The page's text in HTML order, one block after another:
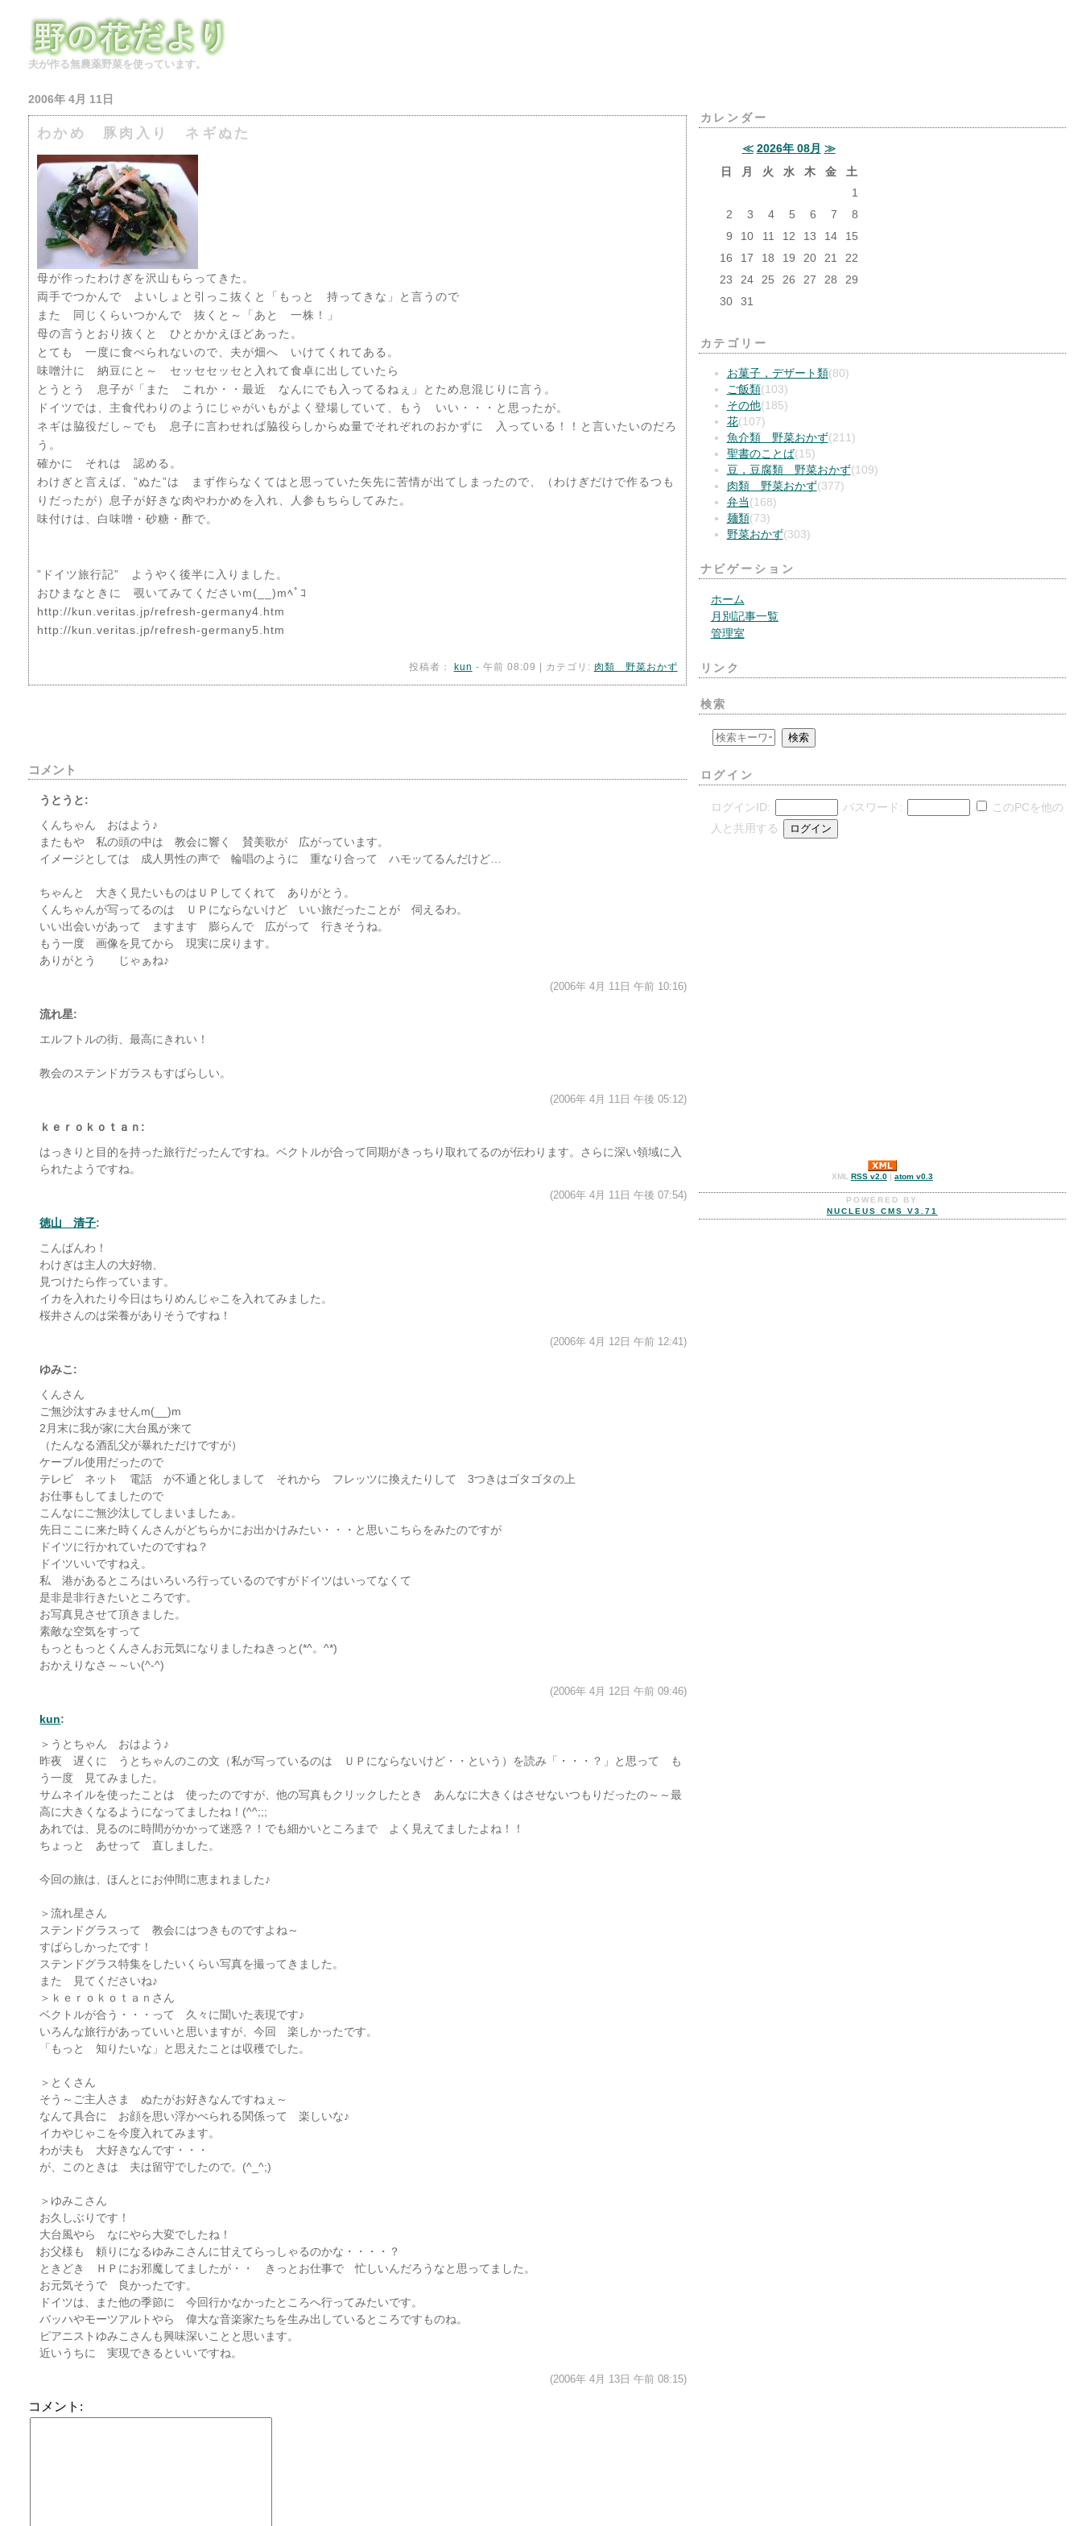
夫が作る無農薬野菜を使っています。
2006年 4月 11日
わかめ 豚肉入り ネギぬた
母が作ったわけぎを沢山もらってきた。
両手でつかんで よいしょと引っこ抜くと「もっと 持ってきな」と言うので
また 同じくらいつかんで 抜くと～「あと 一株！」
母の言うとおり抜くと ひとかかえほどあった。
とても 一度に食べられないので、夫が畑へ いけてくれてある。
味噌汁に 納豆にと～ セッセセッセと入れて食卓に出していたら
とうとう 息子が「また これか・・最近 なんにでも入ってるねぇ」とため息混じりに言う。
ドイツでは、主食代わりのようにじゃがいもがよく登場していて、もう いい・・・と思ったが。
ネギは脇役だし～でも 息子に言わせれば脇役らしからぬ量でそれぞれのおかずに 入っている！！と言いたいのだろ
う。
確かに それは 認める。
わけぎと言えば、”ぬた”は まず作らなくてはと思っていた矢先に苦情が出てしまったので、（わけぎだけで作るつも
りだったが）息子が好きな肉やわかめを入れ、人参もちらしてみた。
味付けは、白味噌・砂糖・酢で。
”ドイツ旅行記” ようやく後半に入りました。
おひまなときに 覗いてみてくださいm(__)mﾍﾟｺ
http://kun.veritas.jp/refresh-germany4.htm
http://kun.veritas.jp/refresh-germany5.htm
投稿者： kun - 午前 08:09 | カテゴリ: 肉類 野菜おかず
コメント
うとうと:
くんちゃん おはよう♪
またもや 私の頭の中は 教会に響く 賛美歌が 広がっています。
イメージとしては 成人男性の声で 輪唱のように 重なり合って ハモッてるんだけど…
ちゃんと 大きく見たいものはＵＰしてくれて ありがとう。
くんちゃんが写ってるのは ＵＰにならないけど いい旅だったことが 伺えるわ。
いい出会いがあって ますます 膨らんで 広がって 行きそうね。
もう一度 画像を見てから 現実に戻ります。
ありがとう じゃぁね♪
(2006年 4月 11日 午前 10:16)
流れ星:
エルフトルの街、最高にきれい！
教会のステンドガラスもすばらしい。
(2006年 4月 11日 午後 05:12)
ｋｅｒｏｋｏｔａｎ:
はっきりと目的を持った旅行だったんですね。ベクトルが合って同期がきっちり取れてるのが伝わります。さらに深い領域に入
られたようですね。
(2006年 4月 11日 午後 07:54)
徳山 清子:
こんばんわ！
わけぎは主人の大好物、
見つけたら作っています。
イカを入れたり今日はちりめんじゃこを入れてみました。
桜井さんのは栄養がありそうですね！
(2006年 4月 12日 午前 12:41)
ゆみこ:
くんさん
ご無沙汰すみませんm(__)m
2月末に我が家に大台風が来て
（たんなる酒乱父が暴れただけですが）
ケーブル使用だったので
テレビ ネット 電話 が不通と化しまして それから フレッツに換えたりして 3つきはゴタゴタの上
お仕事もしてましたので
こんなにご無沙汰してしまいましたぁ。
先日ここに来た時くんさんがどちらかにお出かけみたい・・・と思いこちらをみたのですが
ドイツに行かれていたのですね？
ドイツいいですねえ。
私 港があるところはいろいろ行っているのですがドイツはいってなくて
是非是非行きたいところです。
お写真見させて頂きました。
素敵な空気をすって
もっともっとくんさんお元気になりましたねきっと(*^。^*)
おかえりなさ～～い(^-^)
(2006年 4月 12日 午前 09:46)
kun:
＞うとちゃん おはよう♪
昨夜 遅くに うとちゃんのこの文（私が写っているのは ＵＰにならないけど・・という）を読み「・・・？」と思って も
う一度 見てみました。
サムネイルを使ったことは 使ったのですが、他の写真もクリックしたとき あんなに大きくはさせないつもりだったの～～最
高に大きくなるようになってましたね！(^^;;;
あれでは、見るのに時間がかかって迷惑？！でも細かいところまで よく見えてましたよね！！
ちょっと あせって 直しました。
今回の旅は、ほんとにお仲間に恵まれました♪
＞流れ星さん
ステンドグラスって 教会にはつきものですよね～
すばらしかったです！
ステンドグラス特集をしたいくらい写真を撮ってきました。
また 見てくださいね♪
＞ｋｅｒｏｋｏｔａｎさん
ベクトルが合う・・・って 久々に聞いた表現です♪
いろんな旅行があっていいと思いますが、今回 楽しかったです。
「もっと 知りたいな」と思えたことは収穫でした。
＞とくさん
そう～ご主人さま ぬたがお好きなんですねぇ～
なんて具合に お顔を思い浮かべられる関係って 楽しいな♪
イカやじゃこを今度入れてみます。
わが夫も 大好きなんです・・・
が、このときは 夫は留守でしたので。(^_^;)
＞ゆみこさん
お久しぶりです！
大台風やら なにやら大変でしたね！
お父様も 頼りになるゆみこさんに甘えてらっしゃるのかな・・・・？
ときどき ＨＰにお邪魔してましたが・・ きっとお仕事で 忙しいんだろうなと思ってました。
お元気そうで 良かったです。
ドイツは、また他の季節に 今回行かなかったところへ行ってみたいです。
バッハやモーツアルトやら 偉大な音楽家たちを生み出しているところですものね。
ピアニストゆみこさんも興味深いことと思います。
近いうちに 実現できるといいですね。
(2006年 4月 13日 午前 08:15)
コメント:
カレンダー
≪ 2026年 08月 ≫
日
月 火 水 木 金
土
1
2
3 4 5 6 7
8
9
10 11 12 13 14
15
16
17 18 19 20 21
22
23
24 25 26 27 28
29
30
31
カテゴリー
お菓子，デザート類(80)
ご飯類(103)
その他(185)
花(107)
魚介類 野菜おかず(211)
聖書のことば(15)
豆，豆腐類 野菜おかず(109)
肉類 野菜おかず(377)
弁当 (168)
麺類(73)
野菜おかず(303)
ナビゲーション
ホーム
月別記事一覧
管理室
リンク
検索
ログイン
ログインID: パスワード:
このPCを他の
人と共用する
XML RSS v2.0| atom v0.3
POWERED BY
NUCLEUS CMS V3.71